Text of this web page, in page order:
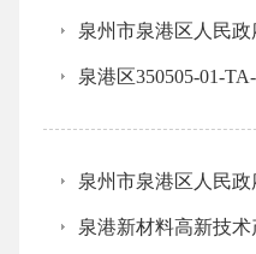
泉州市泉港区人民政
泉港区350505-01-
泉州市泉港区人民政
泉港新材料高新技术